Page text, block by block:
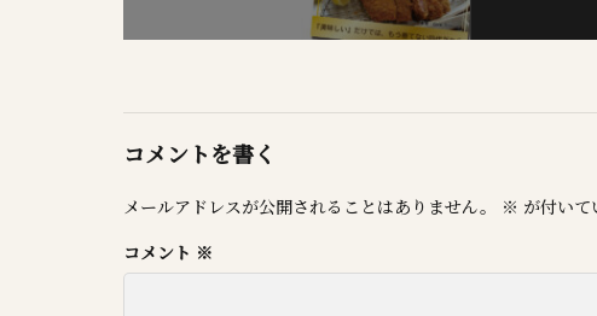
コメントを書く
メールアドレスが公開されることはありません。 ※ が付い
コメント ※